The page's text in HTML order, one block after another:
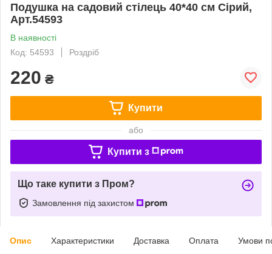
Подушка на садовий стілець 40*40 см Сірий,
Арт.54593
В наявності
Код: 54593
Роздріб
220 ₴
Купити
або
Купити з
Що таке купити з Пром?
Замовлення під захистом
Опис Характеристики Доставка Оплата Умови